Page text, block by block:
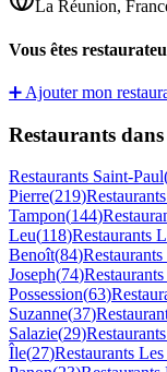
La Réunion,
Vous êtes
➕ Ajouter mon
Restaurants
Restaurants Saint-Paul
Pierre(219)Restaurants
Tampon(144)
Leu(118)Restaurants
Benoît(84)Restaurants
Joseph(74)Restaurants
Possession(63)
Suzanne(37)
Salazie(29)Restaurants
Île(27)Restaurants